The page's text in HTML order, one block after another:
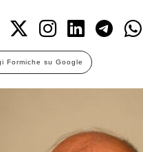
Formiche su Google